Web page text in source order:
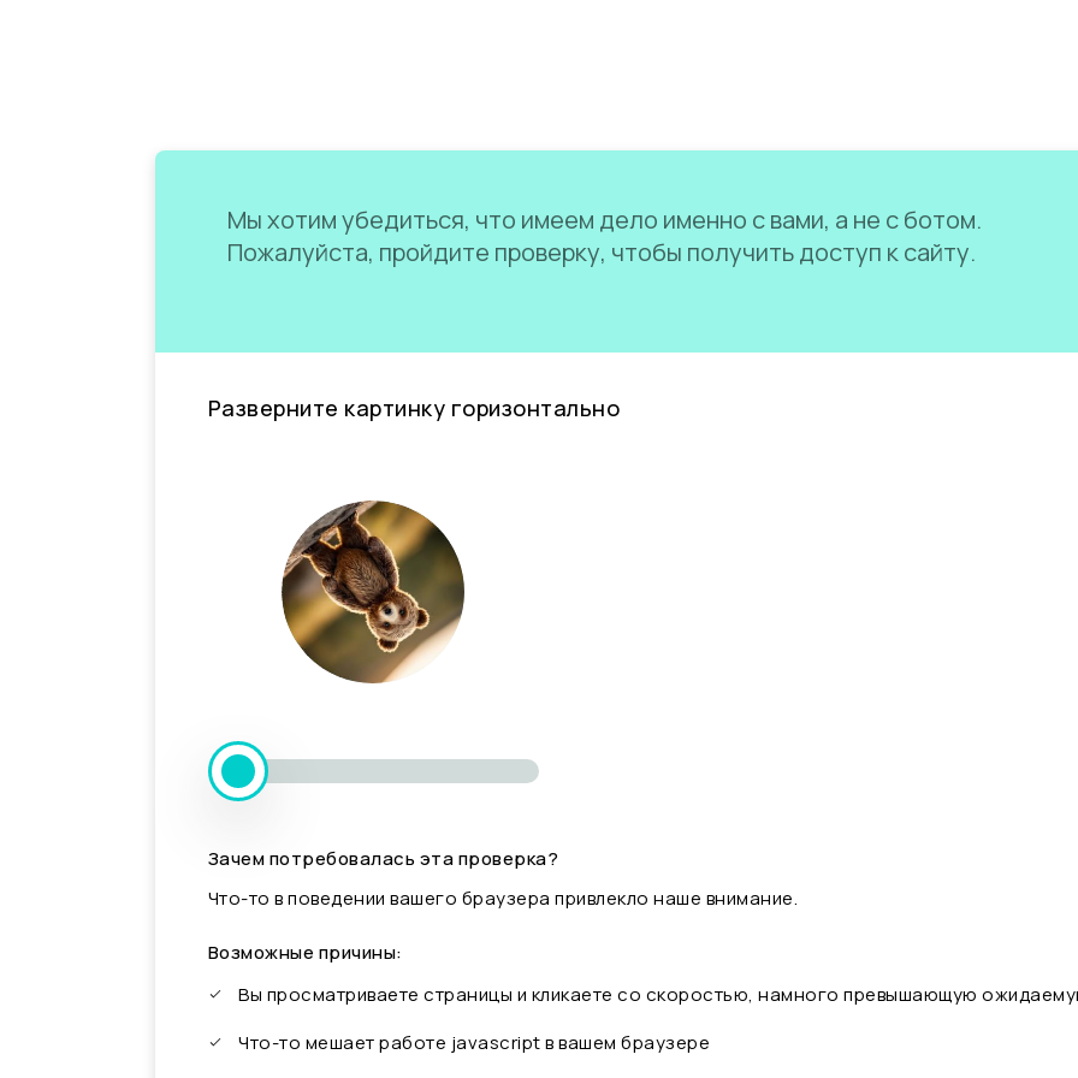
Мы хотим убедиться, что имеем дело именно с вами, а не с ботом.
Пожалуйста, пройдите проверку, чтобы получить доступ к сайту.
Разверните картинку горизонтально
Зачем потребовалась эта проверка?
Что-то в поведении вашего браузера привлекло наше внимание.
Возможные причины:
Вы просматриваете страницы и кликаете со скоростью, намного превышающую
Что-то мешает работе javascript в вашем браузере